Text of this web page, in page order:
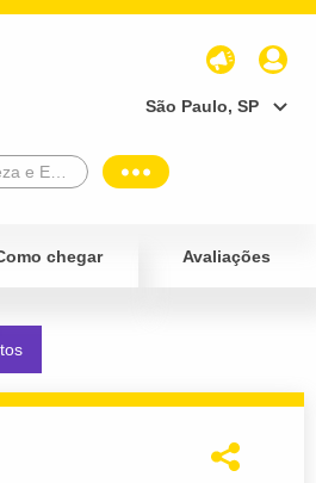
São Paulo, SP
chegar Avaliações